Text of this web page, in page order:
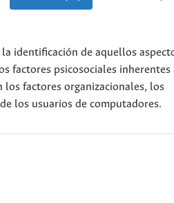
identificación de aquellos
factores psicosociales inherentes
factores organizacionales, los
los usuarios de computadores.